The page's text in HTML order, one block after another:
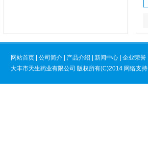
网站首页 公司简介 产品介绍 新闻中心 企业荣誉
大丰市天生药业有限公司 版权所有(C)2014 网络支持